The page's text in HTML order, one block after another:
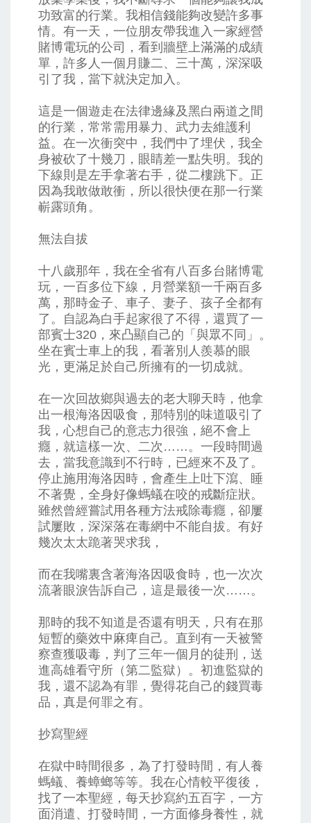
功致富的行業。我相信錢能夠改變許多事
情。有一天，一位朋友帶我進入一家經營
賭博電玩的公司，看到牆壁上滿滿的成績
單，許多人一個月賺二、三十萬，深深吸
引了我，當下就決定加入。
這是一個遊走在法律邊緣及黑白兩道之間
的行業，常常需用暴力、武力去維護利
益。在一次衝突中，我們中了埋伏，我全
身被砍了十幾刀，眼睛差一點失明。我的
下線則是左手拿著右手，從二樓跳下。正
因為我敢做敢衝，所以很快便在那一行業
嶄露頭角。
無法自拔
十八歲那年，我在全省有八百多台賭博電
玩，一百多位下線，月營業額一千兩百多
萬，那時金子、車子、妻子、孩子全都有
了。自認為白手起家很了不得，還買了一
部賓士320，來凸顯自己的「與眾不同」。
坐在賓士車上的我，看著別人羨慕的眼
光，更滿足於自己所擁有的一切成就。
在一次回故鄉與過去的老大聊天時，他拿
出一根海洛因吸食，那特別的味道吸引了
我，心想自己的意志力很強，絕不會上
癮，就這樣一次、二次……。一段時間過
去，當我意識到不行時，已經來不及了。
停止施用海洛因時，會產生上吐下瀉、睡
不著覺，全身好像螞蟻在咬的戒斷症狀。
雖然曾經嘗試用各種方法戒除毒癮，卻屢
試屢敗，深深落在毒網中不能自拔。有好
幾次太太跪著哭求我，
而在我嘴裏含著海洛因吸食時，也一次次
流著眼淚告訴自己，這是最後一次……。
那時的我不知道是否還有明天，只有在那
短暫的藥效中麻痺自己。直到有一天被警
察查獲吸毒，判了三年一個月的徒刑，送
進高雄看守所（第二監獄）。初進監獄的
我，還不認為有罪，覺得花自己的錢買毒
品，真是何罪之有。
抄寫聖經
在獄中時間很多，為了打發時間，有人養
螞蟻、養蟑螂等等。我在心情較平復後，
找了一本聖經，每天抄寫約五百字，一方
面消遣、打發時間，一方面修身養性，就